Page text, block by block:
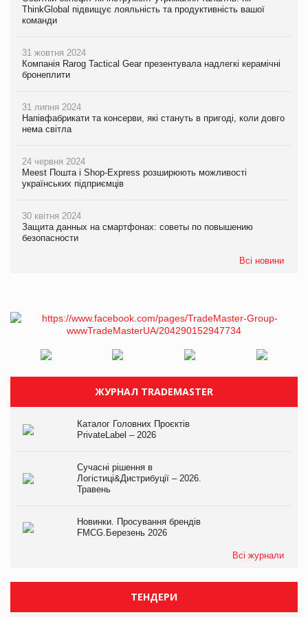
ThinkGlobal підвищує лояльність та продуктивність вашої
команди
31 жовтня 2024
Компанія Rarog Tactical Gear презентувала надлегкі керамічні
бронеплити
31 липня 2024
Напівфабрикати та консерви, які стануть в пригоді, коли довго
нема світла
24 червня 2024
Meest Пошта і Shop-Express розширюють можливості
українських підприємців
30 квітня 2024
Защита данных на смартфонах: советы по повышению
безопасности
Всі новини
ЖУРНАЛ TRADEMASTER
Каталог Головних Проєктів
PrivateLabel – 2026
Сучасні рішення в
Логістиці&Дистрибуції – 2026.
Травень
Новинки. Просування брендів
FMCG.Березень 2026
Всі журнали
ТЕНДЕРИ